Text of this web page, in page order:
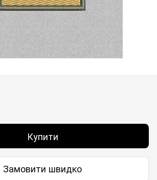
Купити
Замовити швидко